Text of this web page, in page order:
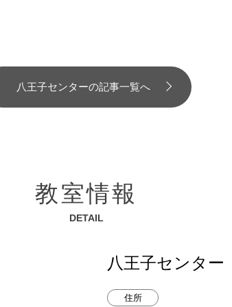
八王子センターの記事一覧へ
教室情報
DETAIL
八王子センター
住所